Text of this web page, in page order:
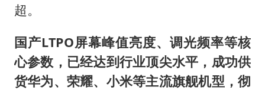
超。
国产LTPO屏幕峰值亮度、调光频率等核
心参数，已经达到行业顶尖水平，成功供
货华为、荣耀、小米等主流旗舰机型，彻